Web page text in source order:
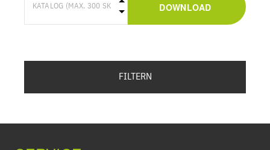
DOWNLOAD
FILTERN